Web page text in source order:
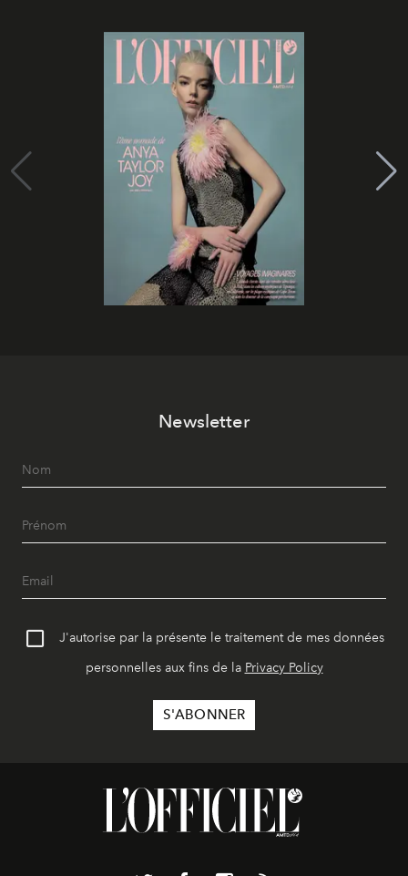
Newsletter
J'autorise par la présente le traitement de mes données
personnelles aux fins de la Privacy Policy